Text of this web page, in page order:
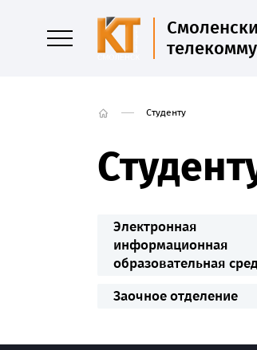
Студенту
Электронная
информационная
образовательная
Заочное отделение